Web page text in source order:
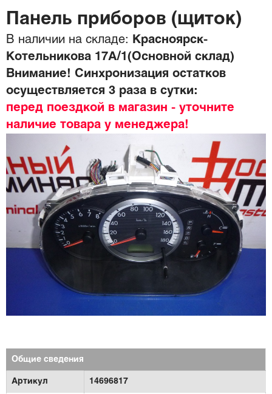
Панель приборов (щиток)
В наличии на складе:
Красноярск-
Котельникова 17А/1(Основной склад)
Внимание! Синхронизация остатков
осуществляется 3 раза в сутки:
перед поездкой в магазин - уточните
наличие товара у менеджера!
Общие сведения
Артикул 14696817